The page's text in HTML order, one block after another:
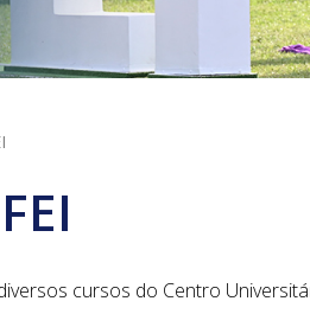
cursos do Centro